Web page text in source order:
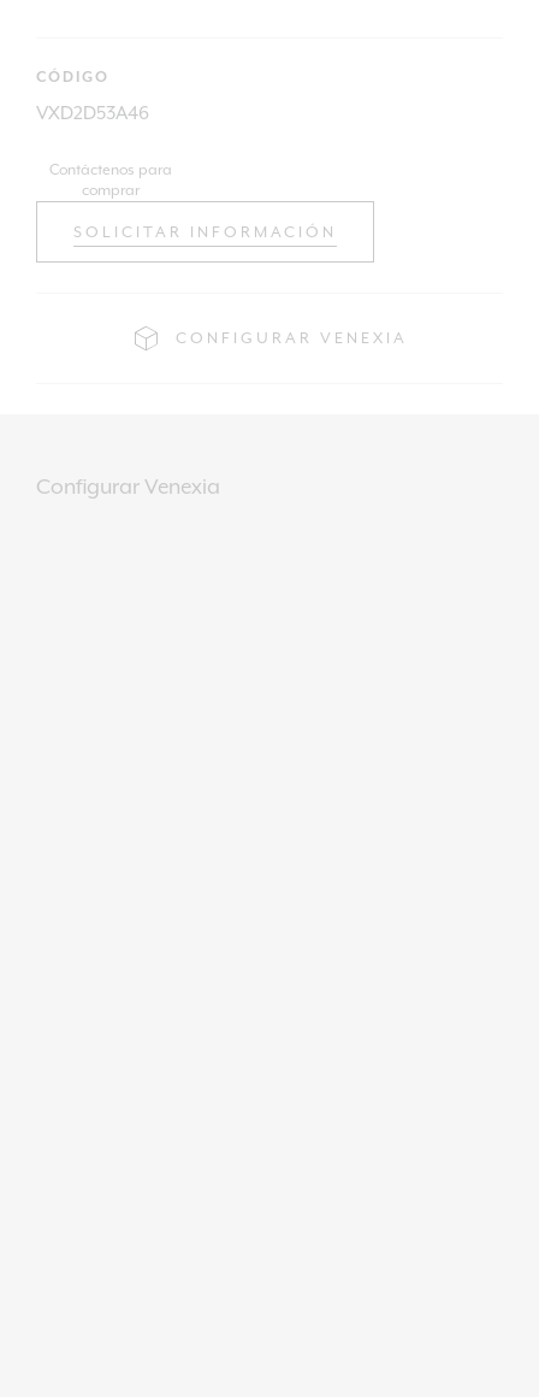
CÓDIGO
VXD2D53A46
Contáctenos para
comprar
SOLICITAR INFORMACIÓN
CONFIGURAR VENEXIA
Configurar Venexia